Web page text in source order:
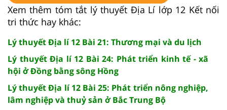
Xem thêm tóm tắt lý thuyết Địa Lí lớp 12 Kết nối
tri thức hay khác:
Lý thuyết Địa lí 12 Bài 21: Thương mại và du lịch
Lý thuyết Địa lí 12 Bài 24: Phát triển kinh tế - xã
hội ở Đồng bằng sông Hồng
Lý thuyết Địa lí 12 Bài 25: Phát triển nông nghiệp,
lâm nghiệp và thuỷ sản ở Bắc Trung Bộ